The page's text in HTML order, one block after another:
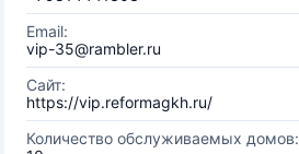
Email:
vip-35@rambler.ru
Сайт:
https://vip.reformagkh.ru/
Количество обслуживаемых домов: